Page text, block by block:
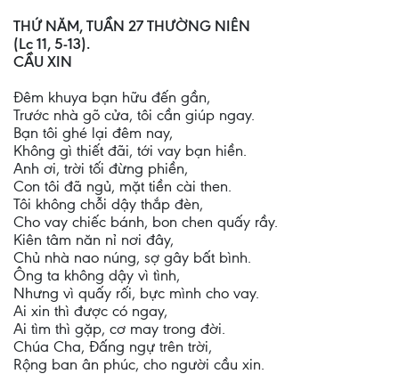
THỨ NĂM, TUẦN 27 THƯỜNG NIÊN
(Lc 11, 5-13).
CẦU XIN
Đêm khuya bạn hữu đến gần,
Trước nhà gõ cửa, tôi cần giúp ngay.
Bạn tôi ghé lại đêm nay,
Không gì thiết đãi, tới vay bạn hiền.
Anh ơi, trời tối đừng phiền,
Con tôi đã ngủ, mặt tiền cài then.
Tôi không chỗi dậy thắp đèn,
Cho vay chiếc bánh, bon chen quấy rầy.
Kiên tâm năn nỉ nơi đây,
Chủ nhà nao núng, sợ gây bất bình.
Ông ta không dậy vì tình,
Nhưng vì quấy rối, bực mình cho vay.
Ai xin thì được có ngay,
Ai tìm thì gặp, cơ may trong đời.
Chúa Cha, Đấng ngự trên trời,
Rộng ban ân phúc, cho người cầu xin.